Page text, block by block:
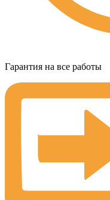
Гарантия на все работы